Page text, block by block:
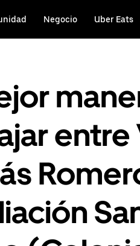
Negocio Uber Eats
entre